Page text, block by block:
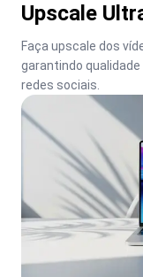
Upscale
Faça upscale dos
garantindo qualidade
redes sociais.